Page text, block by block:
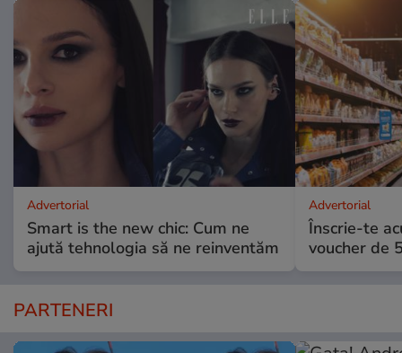
Advertorial
Smart is the new chic: Cum ne
ajută tehnologia să ne reinventăm
Advertorial
Înscrie-te
voucher de
PARTENERI